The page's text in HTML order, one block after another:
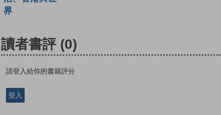
界
讀者書評 (0)
請登入給你的書籍評分
登入